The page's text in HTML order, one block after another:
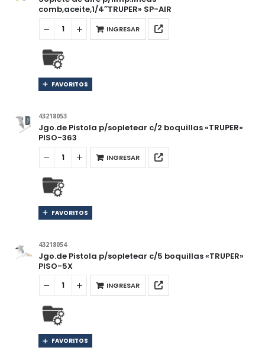
comb,aceite,1/4″TRUPER» SP-AIR
INGRESAR
FAVORITOS
43218053
Jgo.de Pistola p/sopletear c/2 boquillas «TRUPER»
PISO-363
INGRESAR
FAVORITOS
43218054
Jgo.de Pistola p/sopletear c/5 boquillas «TRUPER»
PISO-5X
INGRESAR
FAVORITOS